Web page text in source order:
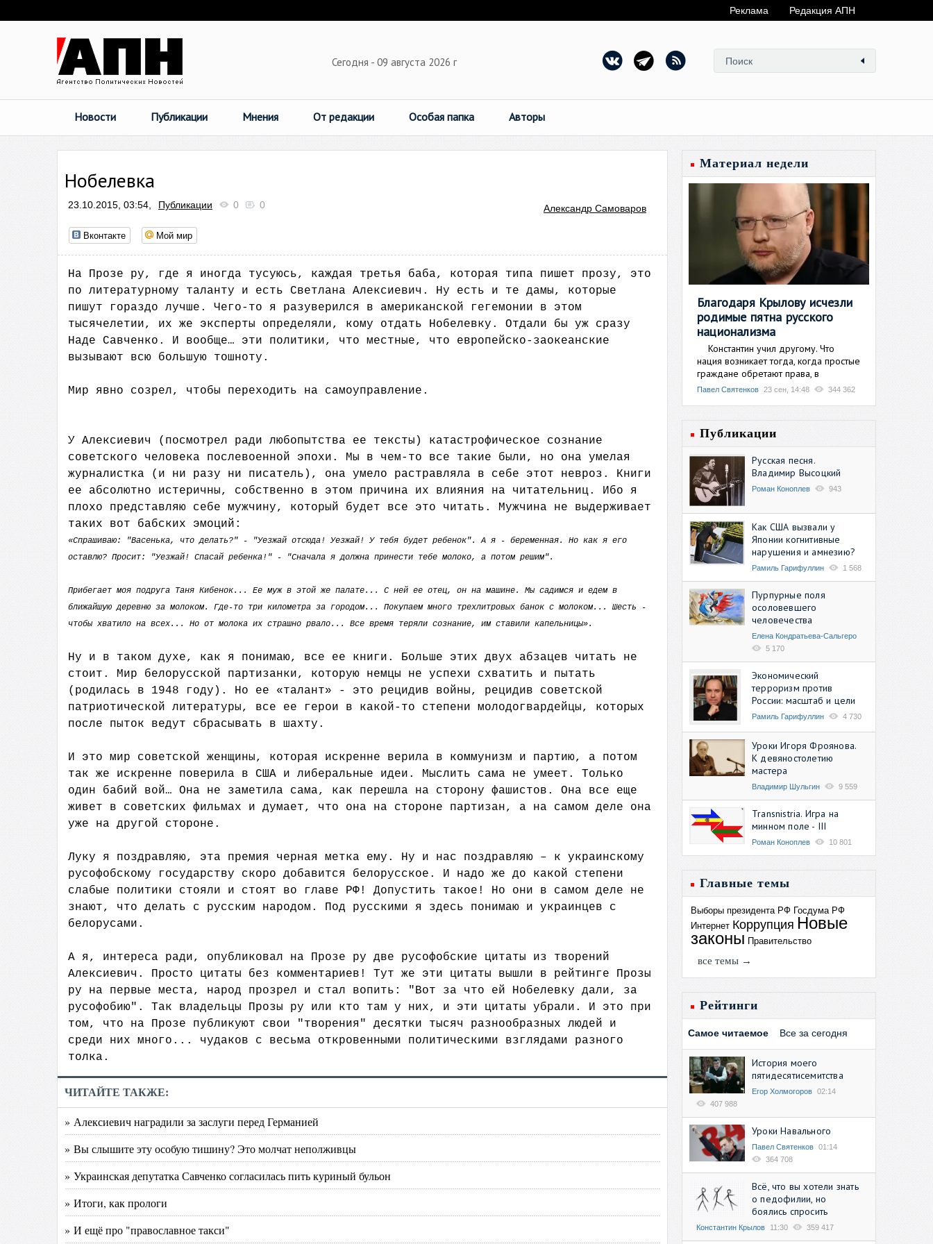
Реклама Редакция АПН
Сегодня - 09 августа 2026 г
Новости Публикации Мнения От редакции Особая папка Авторы
Нобелевка
23.10.2015, 03:54, Публикации 0 0 Александр Самоваров
Вконтакте Мой мир
На Прозе ру, где я иногда тусуюсь, каждая третья баба, которая типа пишет прозу, это
по литературному таланту и есть Светлана Алексиевич. Ну есть и те дамы, которые
пишут гораздо лучше. Чего-то я разуверился в американской гегемонии в этом
тысячелетии, их же эксперты определяли, кому отдать Нобелевку. Отдали бы уж сразу
Наде Савченко. И вообще… эти политики, что местные, что европейско-заокеанские
вызывают всю большую тошноту.
Мир явно созрел, чтобы переходить на самоуправление.
У Алексиевич (посмотрел ради любопытства ее тексты) катастрофическое сознание
советского человека послевоенной эпохи. Мы в чем-то все такие были, но она умелая
журналистка (и ни разу ни писатель), она умело растравляла в себе этот невроз. Книги
ее абсолютно истеричны, собственно в этом причина их влияния на читательниц. Ибо я
плохо представляю себе мужчину, который будет все это читать. Мужчина не выдерживает
таких вот бабских эмоций:
«Спрашиваю: "Васенька, что делать?" - "Уезжай отсюда! Уезжай! У тебя будет ребенок". А я - беременная. Но как я его
оставлю? Просит: "Уезжай! Спасай ребенка!" - "Сначала я должна принести тебе молоко, а потом решим".
Прибегает моя подруга Таня Кибенок... Ее муж в этой же палате... С ней ее отец, он на машине. Мы садимся и едем в
ближайшую деревню за молоком. Где-то три километра за городом... Покупаем много трехлитровых банок с молоком... Шесть -
чтобы хватило на всех... Но от молока их страшно рвало... Все время теряли сознание, им ставили капельницы».
Ну и в таком духе, как я понимаю, все ее книги. Больше этих двух абзацев читать не
стоит. Мир белорусской партизанки, которую немцы не успехи схватить и пытать
(родилась в 1948 году). Но ее «талант» - это рецидив войны, рецидив советской
патриотической литературы, все ее герои в какой-то степени молодогвардейцы, которых
после пыток ведут сбрасывать в шахту.
И это мир советской женщины, которая искренне верила в коммунизм и партию, а потом
так же искренне поверила в США и либеральные идеи. Мыслить сама не умеет. Только
один бабий вой… Она не заметила сама, как перешла на сторону фашистов. Она все еще
живет в советских фильмах и думает, что она на стороне партизан, а на самом деле она
уже на другой стороне.
Луку я поздравляю, эта премия черная метка ему. Ну и нас поздравляю – к украинскому
русофобскому государству скоро добавится белорусское. И надо же до какой степени
слабые политики стояли и стоят во главе РФ! Допустить такое! Но они в самом деле не
знают, что делать с русским народом. Под русскими я здесь понимаю и украинцев с
белорусами.
А я, интереса ради, опубликовал на Прозе ру две русофобские цитаты из творений
Алексиевич. Просто цитаты без комментариев! Тут же эти цитаты вышли в рейтинге Прозы
ру на первые места, народ прозрел и стал вопить: "Вот за что ей Нобелевку дали, за
русофобию". Так владельцы Прозы ру или кто там у них, и эти цитаты убрали. И это при
том, что на Прозе публикуют свои "творения" десятки тысяч разнообразных людей и
среди них много... чудаков с весьма откровенными политическими взглядами разного
толка.
ЧИТАЙТЕ ТАКЖЕ:
» Алексиевич наградили за заслуги перед Германией
» Вы слышите эту особую тишину? Это молчат неполживцы
» Украинская депутатка Савченко согласилась пить куриный бульон
» Итоги, как прологи
» И ещё про "православное такси"
Материал недели
Благодаря Крылову исчезли
родимые пятна русского
национализма
Константин учил другому. Что
нация возникает тогда, когда простые
граждане обретают права, в
Павел Святенков 23 сен, 14:48 344 362
Публикации
Русская песня.
Владимир Высоцкий
Роман Коноплев 943
Как США вызвали у
Японии когнитивные
нарушения и амнезию?
Рамиль Гарифуллин 1 568
Пурпурные поля
осоловевшего
человечества
Елена Кондратьева-Сальгеро
5 170
Экономический
терроризм против
России: масштаб и цели
Рамиль Гарифуллин 4 730
Уроки Игоря Фроянова.
К девяностолетию
мастера
Владимир Шульгин 9 559
Transnistria. Игра на
минном поле - III
Роман Коноплев 10 801
Главные темы
Выборы президента РФ Госдума РФ
Интернет Коррупция Новые
законы Правительство
все темы →
Рейтинги
Самое читаемое Все за сегодня
История моего
пятидесятисемитства
Егор Холмогоров 02:14
407 988
Уроки Навального
Павел Святенков 01:14
364 708
Всё, что вы хотели знать
о педофилии, но
боялись спросить
Константин Крылов 11:30 359 417